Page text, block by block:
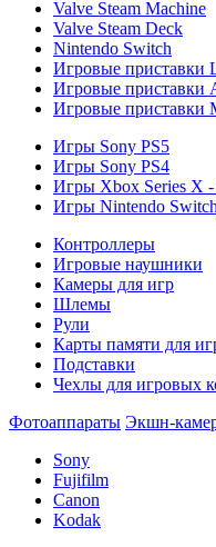
Valve Steam Machine
Valve Steam Deck
Nintendo Switch
Игровые приставки
Игровые приставки
Игровые приставки
Игры Sony PS5
Игры Sony PS4
Игры Xbox Series X
Игры Nintendo Switch
Контроллеры
Игровые наушники
Камеры для игр
Шлемы
Рули
Карты памяти для
Подставки
Чехлы для игровых
Фотоаппараты Экшн-
Sony
Fujifilm
Canon
Kodak